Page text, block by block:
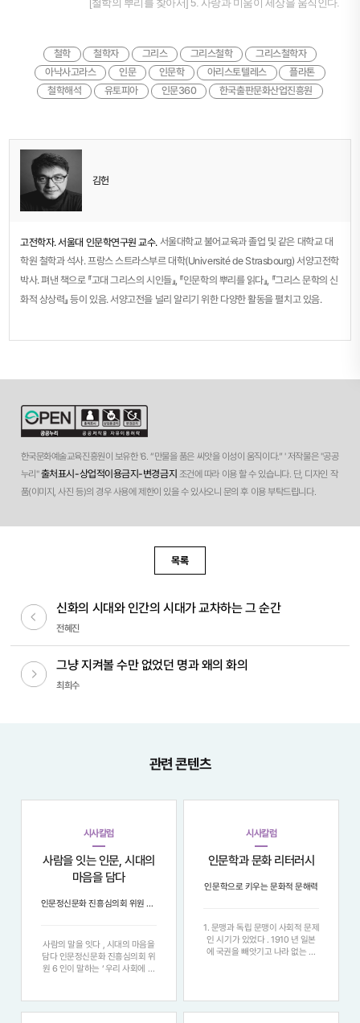
[철학의 뿌리를 찾아서] 5. 사랑과 미움이 세상을 움직인다.
철학 철학자 그리스 그리스철학
그리스철학자
아낙사고라스
인문 인문학 아리스토텔레스
플라톤
철학해석
유토피아 인문360 한국출판문화산업진흥원
김헌
고전학자. 서울대 인문학연구원 교수. 서울대학교 불어교육과 졸업 및 같은 대학교 대
학원 철학과 석사. 프랑스 스트라스부르 대학(Université de Strasbourg) 서양고전학
박사. 펴낸 책으로 『고대 그리스의 시인들』, 『인문학의 뿌리를 읽다』, 『그리스 문학의 신
화적 상상력』 등이 있음. 서양고전을 널리 알리기 위한 다양한 활동을 펼치고 있음.
한국문화예술교육진흥원이 보유한 '6. “만물을 품은 씨앗을 이성이 움직이다.” ' 저작물은 "공공
누리"출처표시-상업적이용금지-변경금지 조건에 따라 이용 할 수 있습니다. 단, 디자인 작
품(이미지, 사진 등)의 경우 사용에 제한이 있을 수 있사오니 문의 후 이용 부탁드립니다.
목록
이전글
신화의 시대와 인간의 시대가 교차하는 그 순간
전혜진
다음글
그냥 지켜볼 수만 없었던 명과 왜의 화의
최희수
관련 콘텐츠
시사칼럼
사람을 잇는 인문, 시대의
마음을 담다
인문정신문화 진흥심의회 위원 6인이 말하는 ‘우리 사회에 인문이 필요한 이유’
사람의 말을 잇다 , 시대의 마음을
담다 인문정신문화 진흥심의회 위
원 6 인이 말하는 ‘ 우리 사회에 인
식을 넘어 , 어떻게 사람에게 닿을
것인가 . 여섯 명의 인문학자는 각
시사칼럼
인문학과 문화 리터러시
인문학으로 키우는 문화적 문해력
1. 문맹과 독립 문맹이 사회적 문제
인 시기가 있었다 . 1910 년 일본
에 국권을 빼앗기고 나라 없는 국
하고 의식을 개화하는 노력이 필요
했다 . 1922 년 1 월 5 일 자 동아